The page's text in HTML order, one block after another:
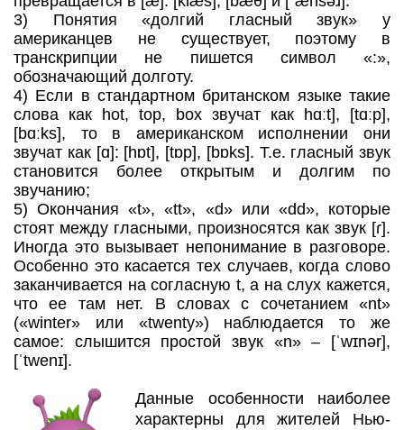
3) Понятия «долгий гласный звук» у
американцев не существует, поэтому в
транскрипции не пишется символ «:»,
обозначающий долготу.
4) Если в стандартном британском языке такие
слова как hot, top, box звучат как hɑːt], [tɑːp],
[bɑːks], то в американском исполнении они
звучат как [ɑ]: [hɒt], [tɒp], [bɒks]. Т.е. гласный звук
становится более открытым и долгим по
звучанию;
5) Окончания «t», «tt», «d» или «dd», которые
стоят между гласными, произносятся как звук [ɾ].
Иногда это вызывает непонимание в разговоре.
Особенно это касается тех случаев, когда слово
заканчивается на согласную t, а на слух кажется,
что ее там нет. В словах с сочетанием «nt»
(«winter» или «twenty») наблюдается то же
самое: слышится простой звук «n» – [ˈwɪnər],
[ˈtwenɪ].
Данные особенности наиболее
характерны для жителей Нью-